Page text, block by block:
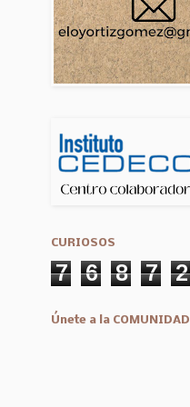
CURIOSOS
7 6 8 7 2
Únete a la COMUNIDAD